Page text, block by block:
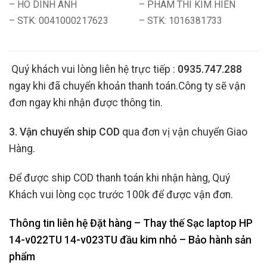
– HO DINH ANH
– STK: 0041000217623
– PHAM THI KIM HIEN
– STK: 1016381733
Quý khách vui lòng liên hệ trực tiếp : 0935.747.288
ngay khi đã chuyển khoản thanh toán.Công ty sẽ vận
đơn ngay khi nhận được thông tin.
3. Vận chuyển ship COD qua đơn vị vận chuyển Giao
Hàng.
Để được ship COD thanh toán khi nhận hàng, Quý
Khách vui lòng cọc trước 100k để được vận đơn.
Thông tin liên hệ Đặt hàng – Thay thế Sạc laptop HP
14-v022TU 14-v023TU đầu kim nhỏ – Bảo hành sản
phẩm